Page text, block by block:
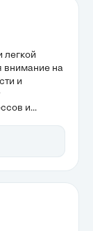
внимание на
и
и